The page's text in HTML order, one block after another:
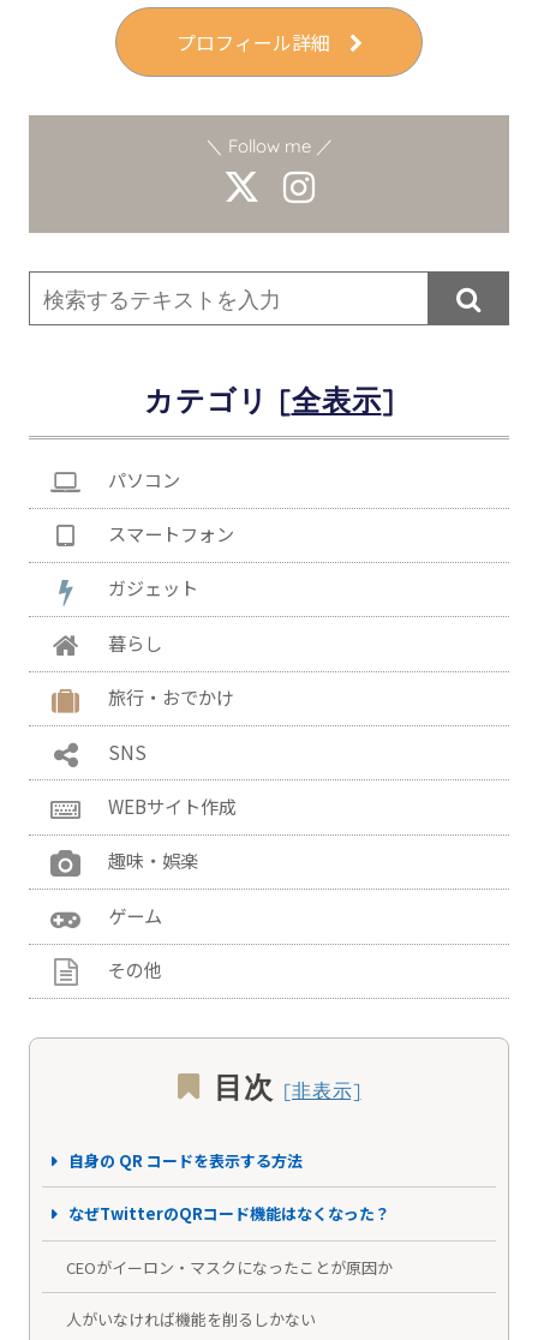
プロフィール詳細
＼ Follow me ／

カテゴリ [ ]
パソコン
スマートフォン
ガジェット
暮らし
旅行・おでかけ
SNS
WEBサイト作成
趣味・娯楽
ゲーム
その他
目次
自身の QR コードを表示する方法
なぜTwitterのQRコード機能はなくなった？
CEOがイーロン・マスクになったことが原因か
人がいなければ機能を削るしかない